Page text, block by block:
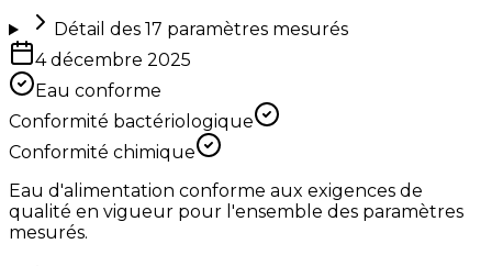
Détail des 17 paramètres mesurés
4 décembre 2025
Eau conforme
Conformité bactériologique
Conformité chimique
Eau d'alimentation conforme aux exigences de
qualité en vigueur pour l'ensemble des paramètres
mesurés.